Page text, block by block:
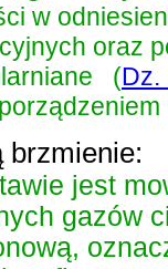
w
oraz
(Dz.
brzmienie:
jest
gazów